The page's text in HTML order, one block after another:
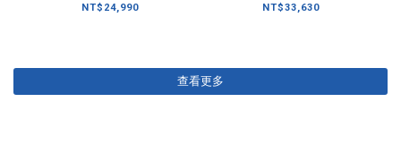
NT$24,990 NT$33,630
查看更多